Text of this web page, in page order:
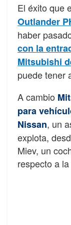
El éxito que
Outlander
haber
con la
Mitsubishi
puede tener
A cambio
para
Nissan, un
explota,
Miev, un
respecto a